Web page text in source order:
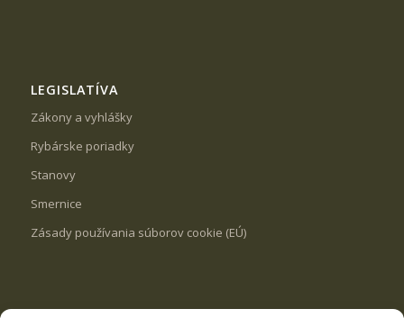
LEGISLATÍVA
Zákony a vyhlášky
Rybárske poriadky
Stanovy
Smernice
Zásady používania súborov cookie (EÚ)